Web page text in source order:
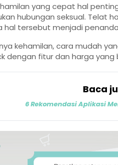
yang cepat hal
hubungan seksual. Telat
hal tersebut menjadi
kehamilan, cara mudah
dengan fitur dan harga yang
Baca
6 Rekomendasi Aplikasi